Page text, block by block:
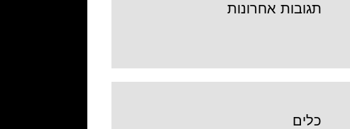
תגובות אחרונות
כלים